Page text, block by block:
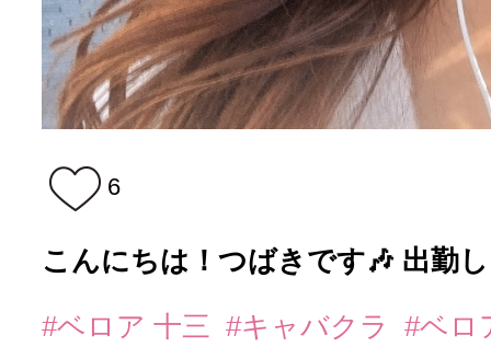
6
こんにちは！つばきです🎶 出勤
#ベロア 十三 #キャバクラ
#ベロ